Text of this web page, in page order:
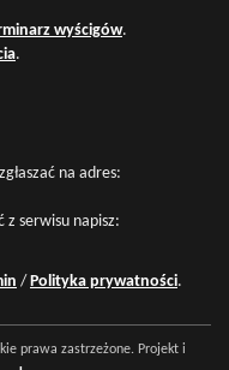
wyścigów.
.
na adres:
z serwisu napisz:
/ Polityka prywatności.
prawa zastrzeżone. Projekt i